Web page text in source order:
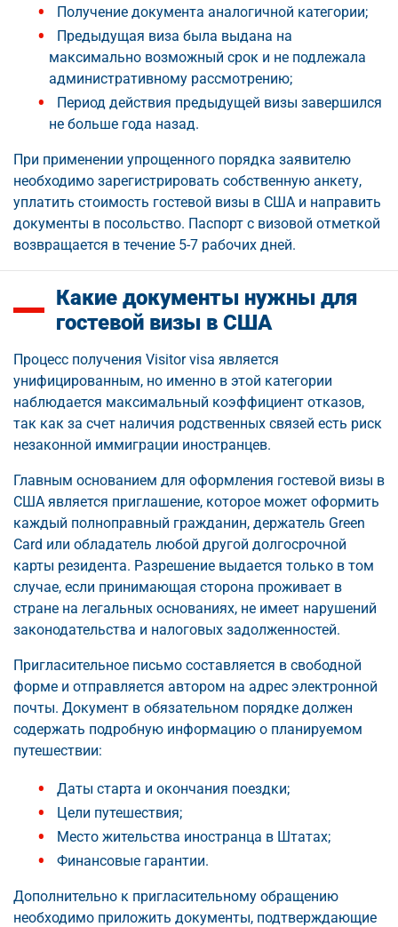
Получение документа аналогичной категории;
Предыдущая виза была выдана на
максимально возможный срок и не подлежала
административному рассмотрению;
Период действия предыдущей визы завершился
не больше года назад.
При применении упрощенного порядка заявителю
необходимо зарегистрировать собственную анкету,
уплатить стоимость гостевой визы в США и направить
документы в посольство. Паспорт с визовой отметкой
возвращается в течение 5-7 рабочих дней.
Какие документы нужны для
гостевой визы в США
Процесс получения Visitor visa является
унифицированным, но именно в этой категории
наблюдается максимальный коэффициент отказов,
так как за счет наличия родственных связей есть риск
незаконной иммиграции иностранцев.
Главным основанием для оформления гостевой визы в
США является приглашение, которое может оформить
каждый полноправный гражданин, держатель Green
Card или обладатель любой другой долгосрочной
карты резидента. Разрешение выдается только в том
случае, если принимающая сторона проживает в
стране на легальных основаниях, не имеет нарушений
законодательства и налоговых задолженностей.
Пригласительное письмо составляется в свободной
форме и отправляется автором на адрес электронной
почты. Документ в обязательном порядке должен
содержать подробную информацию о планируемом
путешествии:
Даты старта и окончания поездки;
Цели путешествия;
Место жительства иностранца в Штатах;
Финансовые гарантии.
Дополнительно к пригласительному обращению
необходимо приложить документы, подтверждающие